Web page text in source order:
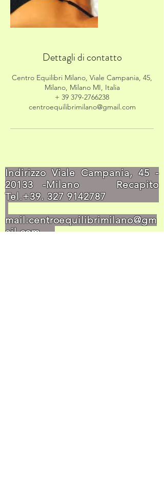
Dettagli di contatto
Centro Equilibri Milano, Viale Campania, 45,
Milano, Milano MI, Italia
+ 39 379-2766238
centroequilibrimilano@gmail.com
Indirizzo Viale Campania,45 -
20133-Milano Recapito
Tel.+39. 327 9142787
mail:centroequilibrimilano@gm
ail.com